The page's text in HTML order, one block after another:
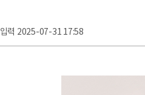
입력 2025-07-31 17:58